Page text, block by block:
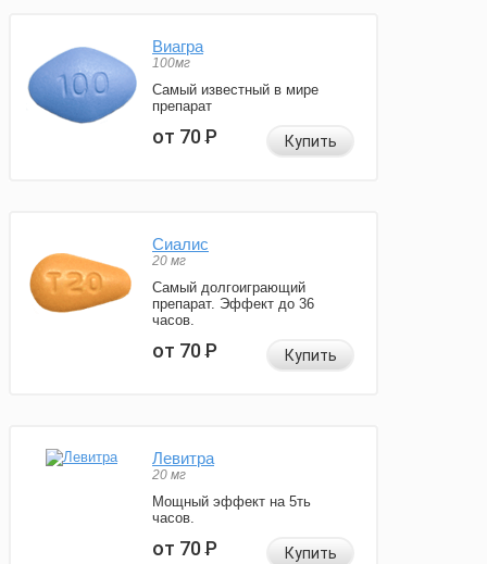
Виагра
100мг
Самый известный в мире
препарат
от 70Р Купить
Сиалис
20 мг
Самый долгоиграющий
препарат. Эффект до 36
часов.
от 70Р Купить
Левитра
20 мг
Мощный эффект на 5ть
часов.
от 70Р Купить